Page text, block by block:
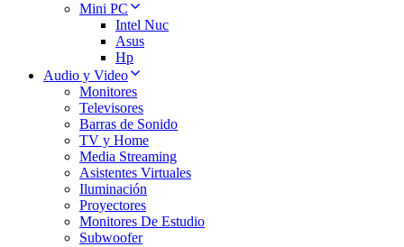
Mini PC
Intel Nuc
Asus
Hp
Audio y Video
Monitores
Televisores
Barras de Sonido
TV y Home
Media Streaming
Asistentes Virtuales
Iluminación
Proyectores
Monitores De Estudio
Subwoofer